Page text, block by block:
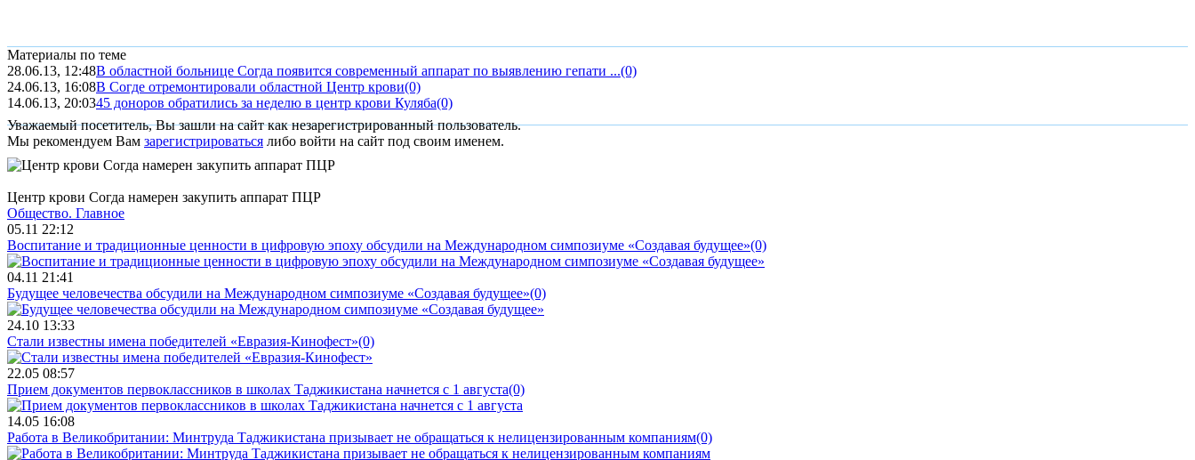
Материалы по теме
28.06.13, 12:48В областной больнице Согда появится современный аппарат по выявлению гепати ...(0)
24.06.13, 16:08В Согде отремонтировали областной Центр крови(0)
14.06.13, 20:0345 доноров обратились за неделю в центр крови Куляба(0)
Уважаемый посетитель, Вы зашли на сайт как незарегистрированный пользователь.
Мы рекомендуем Вам зарегистрироваться либо войти на сайт под своим именем.
Центр крови Согда намерен закупить аппарат ПЦР
Общество. Главное
05.11 22:12
Воспитание и традиционные ценности в цифровую эпоху обсудили на Международном симпозиуме «Создавая будущее»(0)
04.11 21:41
Будущее человечества обсудили на Международном симпозиуме «Создавая будущее»(0)
24.10 13:33
Стали известны имена победителей «Евразия-Кинофест»(0)
22.05 08:57
Прием документов первоклассников в школах Таджикистана начнется с 1 августа(0)
14.05 16:08
Работа в Великобритании: Минтруда Таджикистана призывает не обращаться к нелицензированным компаниям(0)